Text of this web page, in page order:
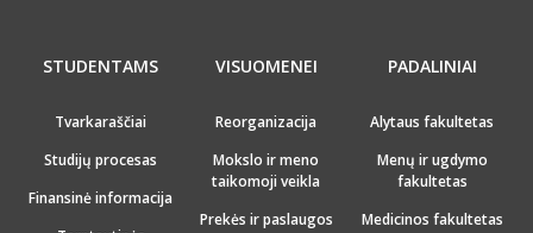
STUDENTAMS
Tvarkaraščiai
Studijų procesas
Finansinė informacija
VISUOMENEI
Reorganizacija
Mokslo ir meno
taikomoji veikla
Prekės ir paslaugos
PADALINIAI
Alytaus fakultetas
Menų ir ugdymo
fakultetas
Medicinos fakultetas